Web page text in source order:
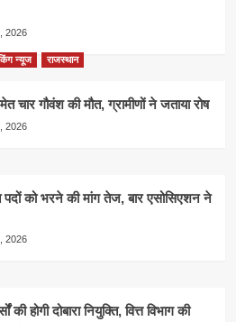
2026
न्यूज राजस्थान
चार गौवंश की मौत, ग्रामीणों ने जताया रोष
2026
को भरने की मांग तेज, बार एसोसिएशन ने
2026
होगी दोबारा नियुक्ति, वित्त विभाग की